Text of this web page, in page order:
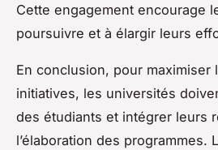
Cette engagement encourage
poursuivre et à élargir leurs
En conclusion, pour maximiser
initiatives, les universités
des étudiants et intégrer leurs
l’élaboration des programmes.